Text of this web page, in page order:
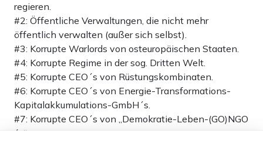
regieren.
#2: Öffentliche Verwaltungen, die nicht mehr
öffentlich verwalten (außer sich selbst).
#3: Korrupte Warlords von osteuropäischen Staaten.
#4: Korrupte Regime in der sog. Dritten Welt.
#5: Korrupte CEO´s von Rüstungskombinaten.
#6: Korrupte CEO´s von Energie-Transformations-
Kapitalakkumulations-GmbH´s.
#7: Korrupte CEO´s von „Demokratie-Leben-(GO)NGO
´s“.